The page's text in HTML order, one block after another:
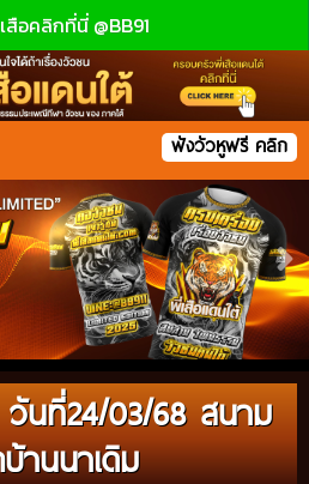
อคลิกที่นี่ @BB91
ฟังวัวหูฟรี คลิก
วันที่24/03/68 สนาม
านนาเดิม